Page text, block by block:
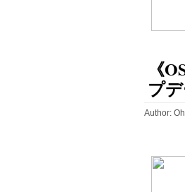
《
プ
Author: